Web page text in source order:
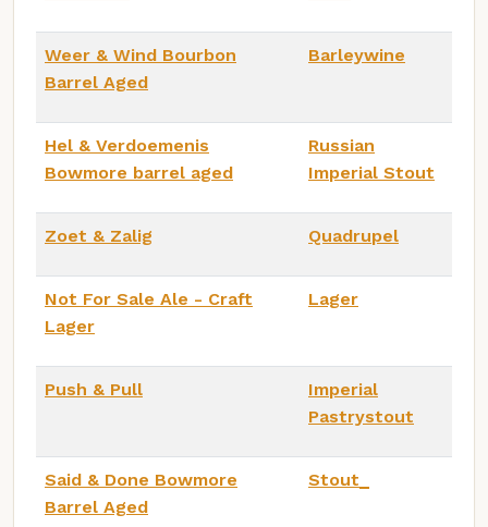
Weer & Wind Bourbon
Barrel Aged
Barleywine
Hel & Verdoemenis
Bowmore barrel aged
Russian
Imperial Stout
Zoet & Zalig Quadrupel
Not For Sale Ale - Craft
Lager
Lager
Push & Pull
Imperial
Pastrystout
Said & Done Bowmore
Barrel Aged
Stout_